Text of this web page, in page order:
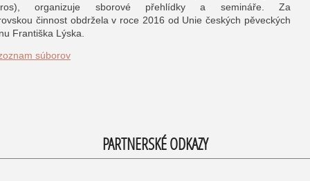
organizuje sborové přehlídky a semináře. Za
činnost obdržela v roce 2016 od Unie českých pěveckých
Františka Lýska.
súborov
PARTNERSKÉ ODKAZY